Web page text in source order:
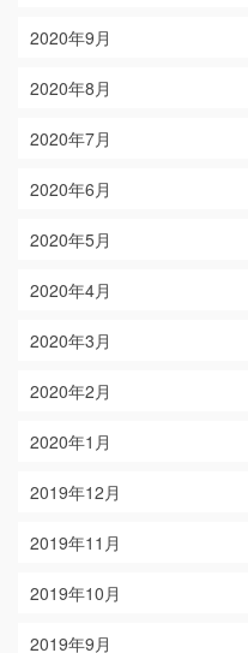
2020年9月
2020年8月
2020年7月
2020年6月
2020年5月
2020年4月
2020年3月
2020年2月
2020年1月
2019年12月
2019年11月
2019年10月
2019年9月